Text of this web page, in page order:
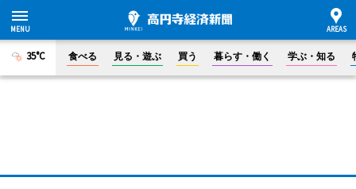
35°C 食べる 見る・遊ぶ 買う 暮らす・働く 学ぶ・知る